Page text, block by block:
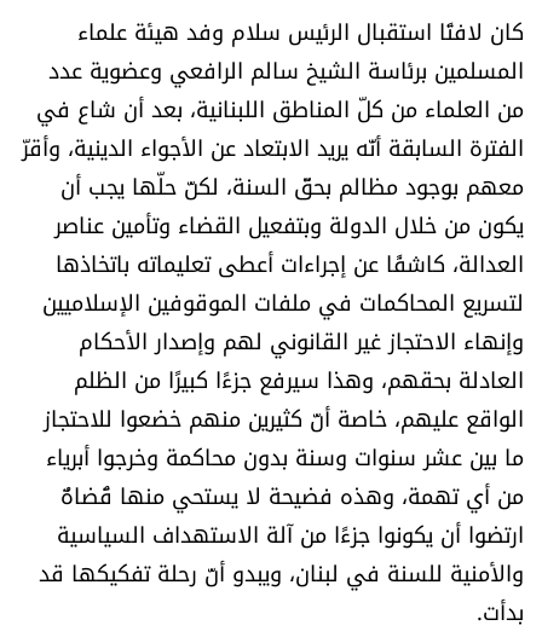
منوّعات
حظّك اليوم
للتاريخ
فيديو
من نحن
للتواصل معنا
شروط الاستخدام
شروط الإشتراك
Digital solutions by
كان لافتًا استقبال الرئيس سلام وفد هيئة علماء
المسلمين برئاسة الشيخ سالم الرافعي وعضوية عدد
من العلماء من كلّ المناطق اللبنانية، بعد أن شاع في
الفترة السابقة أنّه يريد الابتعاد عن الأجواء الدينية، وأقرّ
معهم بوجود مظالم بحقّ السنة، لكنّ حلّها يجب أن
يكون من خلال الدولة وبتفعيل القضاء وتأمين عناصر
العدالة، كاشفًا عن إجراءات أعطى تعليماته باتخاذها
لتسريع المحاكمات في ملفات الموقوفين الإسلاميين
وإنهاء الاحتجاز غير القانوني لهم وإصدار الأحكام
العادلة بحقهم، وهذا سيرفع جزءًا كبيرًا من الظلم
الواقع عليهم، خاصة أنّ كثيرين منهم خضعوا للاحتجاز
ما بين عشر سنوات وسنة بدون محاكمة وخرجوا أبرياء
من أي تهمة، وهذه فضيحة لا يستحي منها قُضاةٌ
ارتضوا أن يكونوا جزءًا من آلة الاستهداف السياسية
والأمنية للسنة في لبنان، ويبدو أنّ رحلة تفكيكها قد
بدأت.